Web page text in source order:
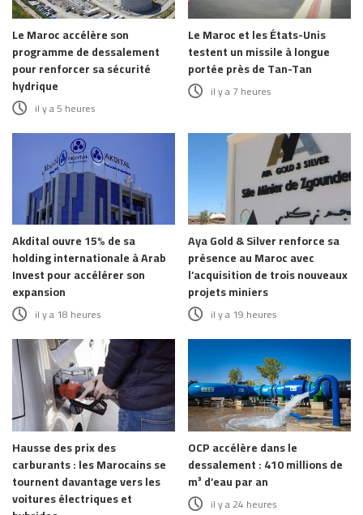
Le Maroc accélère son
programme de dessalement
pour renforcer sa sécurité
hydrique
il y a 5 heures
Le Maroc et les États-Unis
testent un missile à longue
portée près de Tan-Tan
il y a 7 heures
Akdital ouvre 15% de sa
holding internationale à Arab
Invest pour accélérer son
expansion
il y a 18 heures
Aya Gold & Silver renforce sa
présence au Maroc avec
l’acquisition de trois nouveaux
projets miniers
il y a 19 heures
Hausse des prix des
carburants : les Marocains se
tournent davantage vers les
voitures électriques et
OCP accélère dans le
dessalement : 410 millions de
m³ d’eau par an
il y a 24 heures